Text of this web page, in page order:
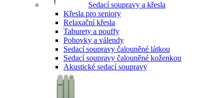
Sedací soupravy a křesla
Křesla pro seniory
Relaxační křesla
Taburety a pouffy
Pohovky a válendy
Sedací soupravy čalouněné látkou
Sedací soupravy čalouněné koženkou
Akustické sedací soupravy